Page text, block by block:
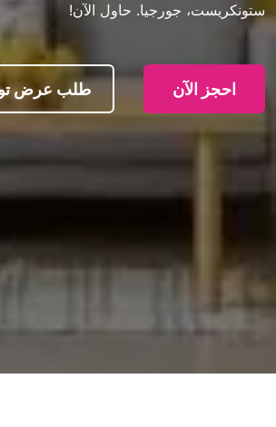
حاول الآن!
طلب عرض توضيحي